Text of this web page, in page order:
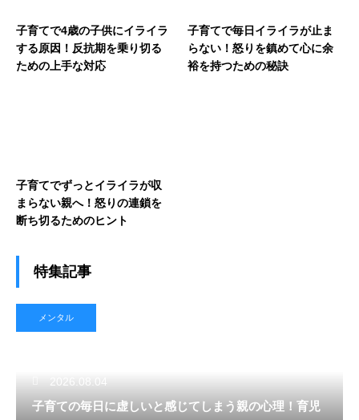
子育てで4歳の子供にイライラ
する原因！反抗期を乗り切る
ための上手な対応
子育てで毎日イライラが止ま
らない！怒りを鎮めて心に余
裕を持つための秘訣
子育てでずっとイライラが収
まらない親へ！怒りの連鎖を
断ち切るためのヒント
特集記事
メンタル
2026.08.04
子育ての毎日に虚しいと感じてしまう親の心理！育児